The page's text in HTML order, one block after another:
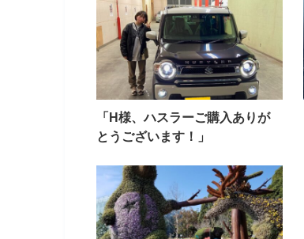
「H様、ハスラーご購入ありが
とうございます！」